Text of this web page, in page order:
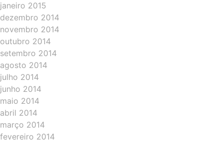
janeiro 2015
dezembro 2014
novembro 2014
outubro 2014
setembro 2014
agosto 2014
julho 2014
junho 2014
maio 2014
abril 2014
março 2014
fevereiro 2014